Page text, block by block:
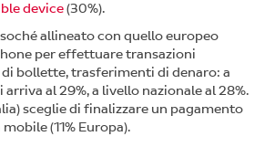
device(30%).
allineato con quello europeo
per effettuare transazioni
bollette, trasferimenti di denaro: a
al 29%, a livello nazionale al 28%.
sceglie di finalizzare un pagamento
(11% Europa).